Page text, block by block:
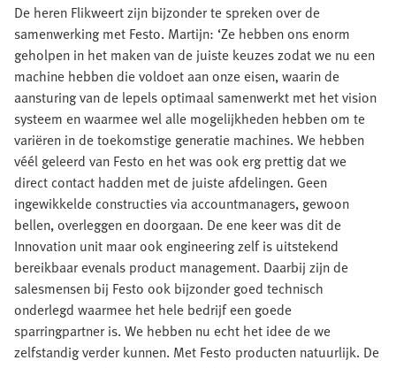
De heren Flikweert zijn bijzonder te spreken over de
samenwerking met Festo. Martijn: ‘Ze hebben ons enorm
geholpen in het maken van de juiste keuzes zodat we nu een
machine hebben die voldoet aan onze eisen, waarin de
aansturing van de lepels optimaal samenwerkt met het vision
systeem en waarmee wel alle mogelijkheden hebben om te
variëren in de toekomstige generatie machines. We hebben
véél geleerd van Festo en het was ook erg prettig dat we
direct contact hadden met de juiste afdelingen. Geen
ingewikkelde constructies via accountmanagers, gewoon
bellen, overleggen en doorgaan. De ene keer was dit de
Innovation unit maar ook engineering zelf is uitstekend
bereikbaar evenals product management. Daarbij zijn de
salesmensen bij Festo ook bijzonder goed technisch
onderlegd waarmee het hele bedrijf een goede
sparringpartner is. We hebben nu echt het idee de we
zelfstandig verder kunnen. Met Festo producten natuurlijk. De